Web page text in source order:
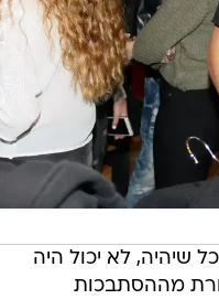
שיהיה, לא יכול היה
מההסתבכות